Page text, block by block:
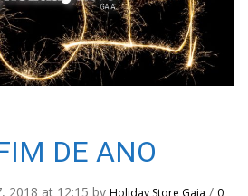
DE ANO
2018 at 12:15 by /